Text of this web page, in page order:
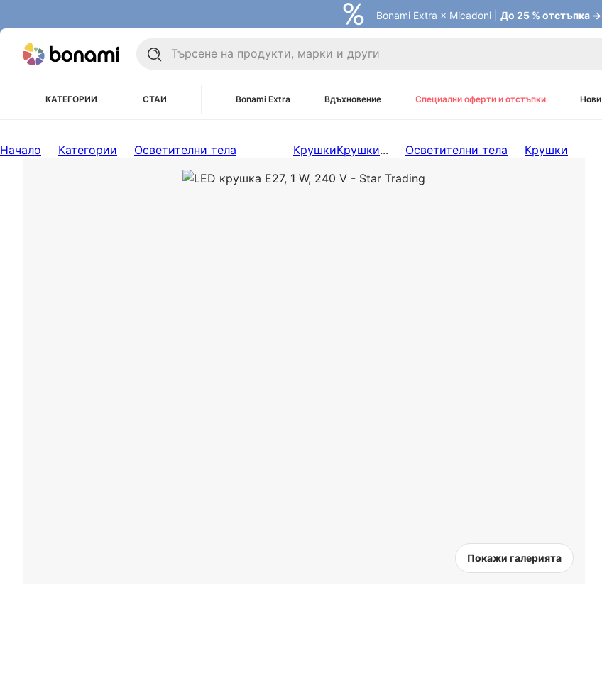
Bonami Extra × Micadoni | До 25 % отстъпка →
КАТЕГОРИИ СТАИ Bonami Extra Вдъхновение Специални оферти и отстъпки Нови
Начало Категории Осветителни тела КрушкиКрушки... Осветителни тела Крушки
Покажи галерията